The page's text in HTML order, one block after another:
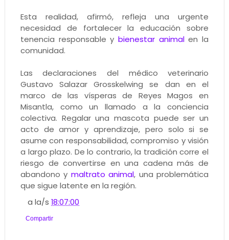
Esta realidad, afirmó, refleja una urgente
necesidad de fortalecer la educación sobre
tenencia responsable y bienestar animalen la
comunidad.
Las declaraciones del médico veterinario
Gustavo Salazar Grosskelwing se dan en el
marco de las vísperas de Reyes Magos en
Misantla, como un llamado a la conciencia
colectiva. Regalar una mascota puede ser un
acto de amor y aprendizaje, pero solo si se
asume con responsabilidad, compromiso y visión
a largo plazo. De lo contrario, la tradición corre el
riesgo de convertirse en una cadena más de
abandono y maltrato animal, una problemática
que sigue latente en la región.
a la/s18:07:00
Compartir